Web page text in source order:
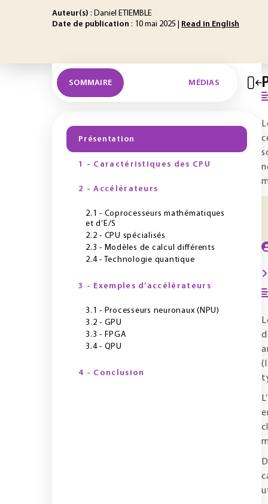
Auteur(s) : Daniel ETIEMBLE
Date de publication : 10 mai 2025 | Read in English
SOMMAIRE MÉDIAS
Présentation
1 - Caractéristiques des CPU
2 - Accélérateurs
2.1 - Coprocesseurs mathématiques
et d’E/S
2.2 - CPU spécialisés
2.3 - Modèles de calcul différents
2.4 - Technologie quantique
3 - Exemples d’accélérateurs
3.1 - Processeurs neuronaux (NPU)
3.2 - GPU
3.3 - FPGA
3.4 - QPU
4 - Conclusion